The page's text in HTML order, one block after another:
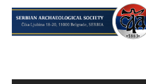
Skip
content